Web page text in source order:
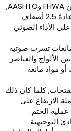
: تحديد, مثل تلك من FHWA وAASHTO,
إملاء أطوال التداخل الدقيقة - على الأقل عادةً 2.5 أضعاف
الأداء الصوتي
تسرب صوتية
الألواح والعناصر
مواد مانعة
كلما كان ذلك
الارتفاع على
الختم.
التوجيهية